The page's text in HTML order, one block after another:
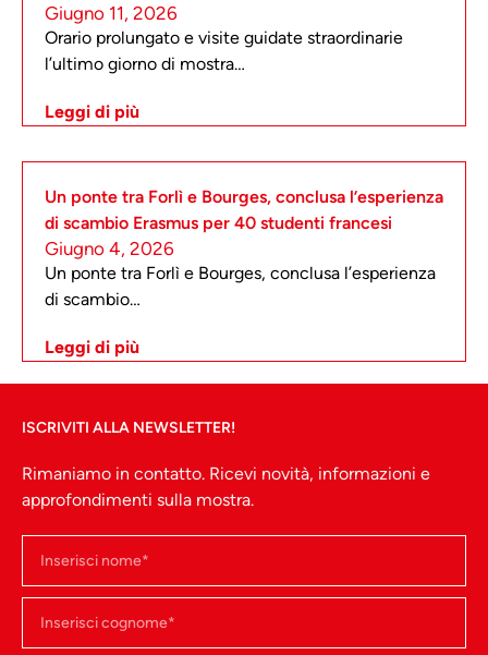
Giugno 11, 2026
Orario prolungato e visite guidate straordinarie
l’ultimo giorno di mostra…
Leggi di più
Un ponte tra Forlì e Bourges, conclusa l’esperienza
di scambio Erasmus per 40 studenti francesi
Giugno 4, 2026
Un ponte tra Forlì e Bourges, conclusa l’esperienza
di scambio…
Leggi di più
ISCRIVITI ALLA NEWSLETTER!
Rimaniamo in contatto. Ricevi novità, informazioni e
approfondimenti sulla mostra.